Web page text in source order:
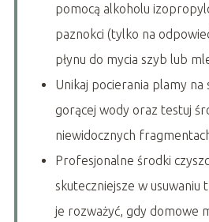
pomocą alkoholu
paznokci (tylko na
płynu do mycia szyb lub
Unikaj pocierania plamy na
gorącej wody oraz testuj
niewidocznych
Profesjonalne środki
skuteczniejsze w
je rozważyć, gdy domowe